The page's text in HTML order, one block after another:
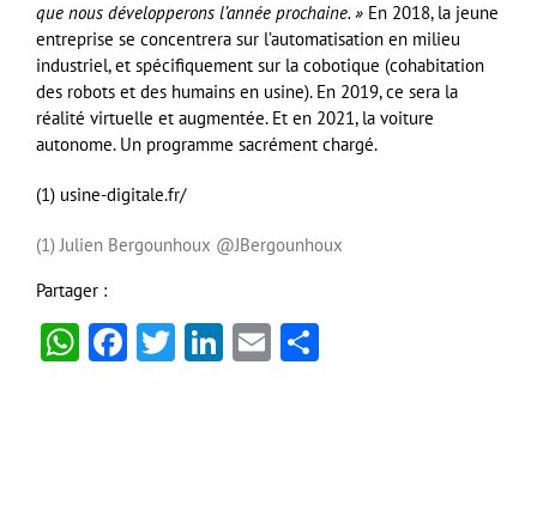
que nous développerons l’année prochaine. » En 2018, la jeune
entreprise se concentrera sur l’automatisation en milieu
industriel, et spécifiquement sur la cobotique (cohabitation
des robots et des humains en usine). En 2019, ce sera la
réalité virtuelle et augmentée. Et en 2021, la voiture
autonome. Un programme sacrément chargé.
(1) usine-digitale.fr/
(1) Julien Bergounhoux @JBergounhoux
Partager :
WhatsApp
Facebook
Twitter
LinkedIn
Email